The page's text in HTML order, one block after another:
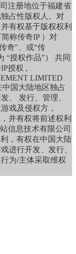
注册地位于福建省
占性版权人。对
有权基于版权权利
称传奇IP ）对
奇"、或“传
“授权作品”） 共同
授权 ,
LIMITED
中国大陆地区独占
、 发行、管理、
戏及侵权方，
并有权将前述权利
信息技术有限公司
，有权在中国大陆
进行开发、发行、
为/主体采取维权